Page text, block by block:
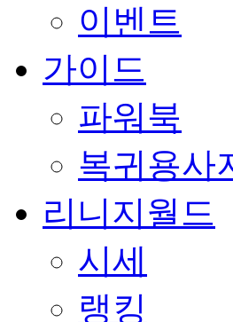
이벤트
가이드
파워북
복귀용사
리니지월드
시세
랭킹